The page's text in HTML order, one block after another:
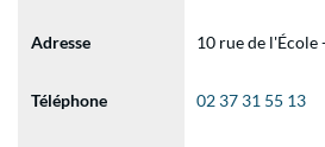
Adresse 10 rue de l'École
Téléphone 02 37 31 55 13